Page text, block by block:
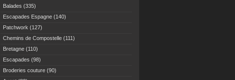
Balades (335)
Escapades Espagne (140)
Patchwork (127)
Chemins de Compostelle (111)
Bretagne (110)
Escapades (98)
Broderies couture (90)